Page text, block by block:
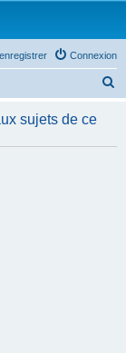
Connexion
h
sujets de ce